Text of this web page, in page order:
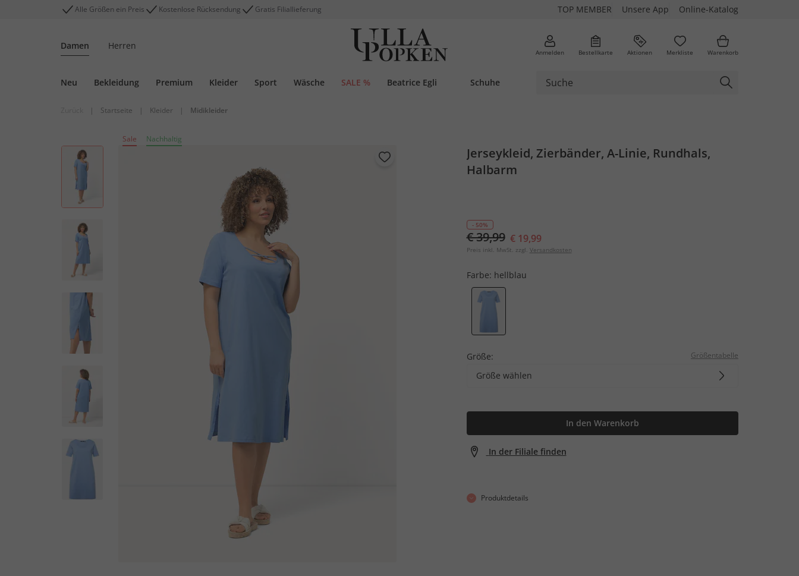
Alle Größen ein Preis Kostenlose Rücksendung Gratis Filiallieferung TOP MEMBER Unsere App Online-Katalog
Damen Herren
Anmelden Bestellkarte Aktionen Merkliste Warenkorb
Neu Bekleidung Premium Kleider Sport Wäsche SALE % Beatrice Egli Schuhe
| Startseite | Kleider | Midikleider
Sale Nachhaltig
Jerseykleid, Zierbänder, A-Linie, Rundhals,
Halbarm
- 50%
€ 39,99 € 19,99
Preis inkl. MwSt. zzgl. Versandkosten
Farbe: hellblau
Größe: Größentabelle
Größe wählen
In den Warenkorb
In der Filiale finden
Produktdetails